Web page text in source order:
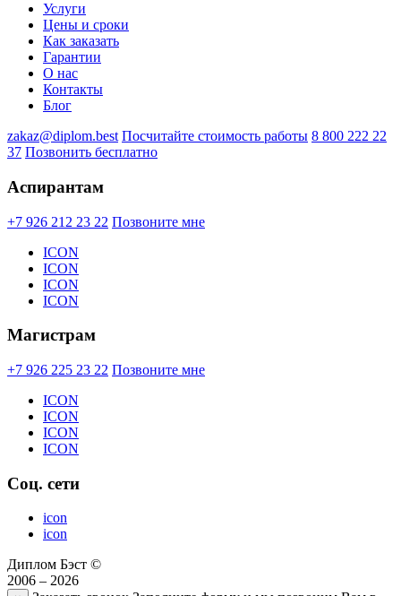
Услуги
Цены и сроки
Как заказать
Гарантии
О нас
Контакты
Блог
zakaz@diplom.best Посчитайте стоимость работы 8 800 222 22
37 Позвонить бесплатно
Аспирантам
+7 926 212 23 22 Позвоните мне
ICON
ICON
ICON
ICON
Магистрам
+7 926 225 23 22 Позвоните мне
ICON
ICON
ICON
ICON
Соц. сети
icon
icon
Диплом Бэст ©
2006 – 2026